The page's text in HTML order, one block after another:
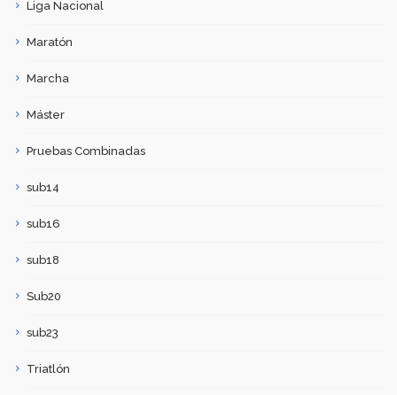
Liga Nacional
Maratón
Marcha
Máster
Pruebas Combinadas
sub14
sub16
sub18
Sub20
sub23
Triatlón